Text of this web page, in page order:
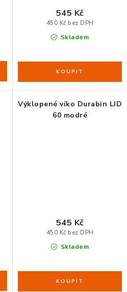
Skladem
450 Kč bez DPH
545 Kč
Výklopené víko Durabin LID
60 modré
Skladem
450 Kč bez DPH
545 Kč